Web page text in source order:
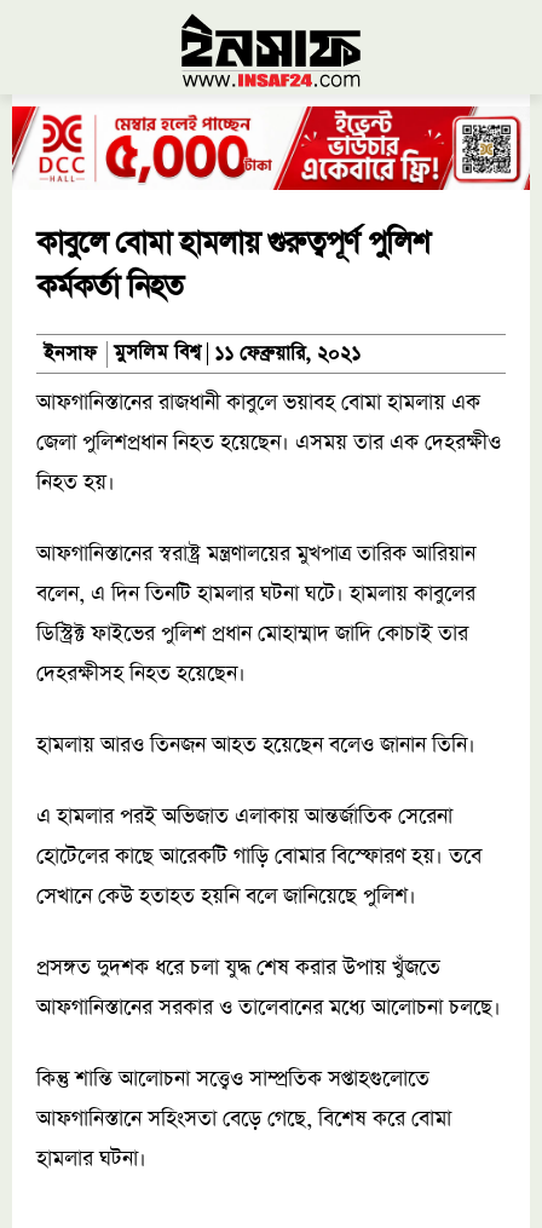
কাবুলে বোমা হামলায় গুরুত্বপূর্ণ পুলিশ
কর্মকর্তা নিহত
ইনসাফ মুসলিম বিশ্ব ১১ ফেব্রুয়ারি, ২০২১
আফগানিস্তানের রাজধানী কাবুলে ভয়াবহ বোমা হামলায় এক
জেলা পুলিশপ্রধান নিহত হয়েছেন। এসময় তার এক দেহরক্ষীও
নিহত হয়।
আফগানিস্তানের স্বরাষ্ট্র মন্ত্রণালয়ের মুখপাত্র তারিক আরিয়ান
বলেন, এ দিন তিনটি হামলার ঘটনা ঘটে। হামলায় কাবুলের
ডিস্ট্রিক্ট ফাইভের পুলিশ প্রধান মোহাম্মাদ জাদি কোচাই তার
দেহরক্ষীসহ নিহত হয়েছেন।
হামলায় আরও তিনজন আহত হয়েছেন বলেও জানান তিনি।
এ হামলার পরই অভিজাত এলাকায় আন্তর্জাতিক সেরেনা
হোটেলের কাছে আরেকটি গাড়ি বোমার বিস্ফোরণ হয়। তবে
সেখানে কেউ হতাহত হয়নি বলে জানিয়েছে পুলিশ।
প্রসঙ্গত দুদশক ধরে চলা যুদ্ধ শেষ করার উপায় খুঁজতে
আফগানিস্তানের সরকার ও তালেবানের মধ্যে আলোচনা চলছে।
কিন্তু শান্তি আলোচনা সত্ত্বেও সাম্প্রতিক সপ্তাহগুলোতে
আফগানিস্তানে সহিংসতা বেড়ে গেছে, বিশেষ করে বোমা
হামলার ঘটনা।